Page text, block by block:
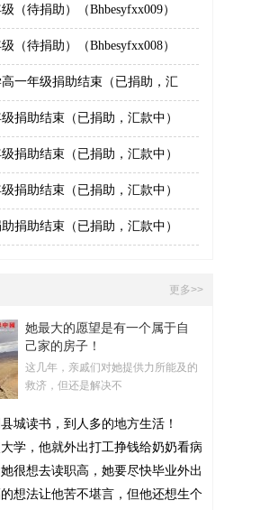
（待捐助）（Bhbesyfxx009）
（待捐助）（Bhbesyfxx008）
一年级捐助结束（已捐助，汇
捐助结束（已捐助，汇款中）
捐助结束（已捐助，汇款中）
捐助结束（已捐助，汇款中）
捐助结束（已捐助，汇款中）
更多>>
她最大的愿望是有一个属于自
己家的房子！
这几年，亲戚们对她提供力所能及的
救济，但还是解决不
城读书，到人多的地方生活！
学，他就外出打工挣钱给奶奶看病
很想去读职高，她要尽快毕业外出
想法让他苦不堪言，但他还想生个